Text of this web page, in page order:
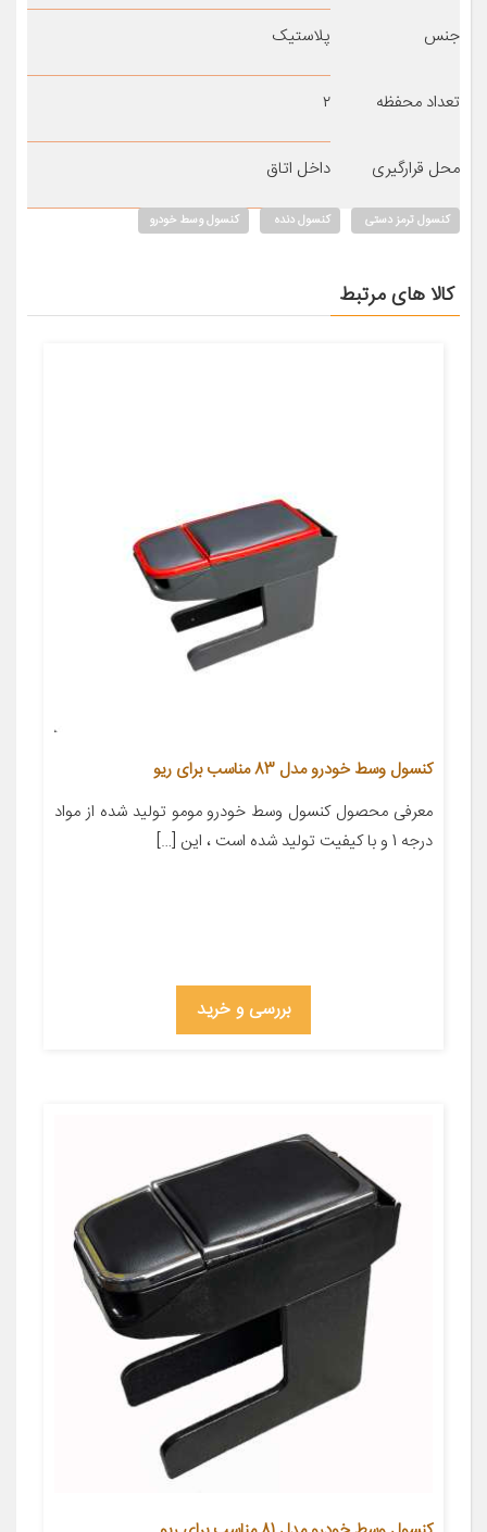
جنس پلاستیک
تعداد محفظه ۲
محل قرارگیری داخل اتاق
کنسول ترمز دستی کنسول دنده کنسول وسط خودرو
کالا های مرتبط
کنسول وسط خودرو مدل 83 مناسب برای ریو
معرفی محصول کنسول وسط خودرو مومو تولید شده از مواد
درجه 1 و با کیفیت تولید شده است ، این […]
بررسی و خرید